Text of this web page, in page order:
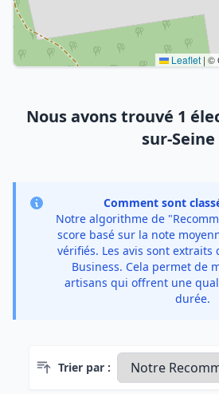
Leaflet | ©
Nous avons trouvé 1
sur-Seine
Comment sont
Notre algorithme de
score basé sur la note
vérifiés. Les avis sont extraits
Business. Cela permet de
artisans qui offrent une
durée.
Trier par :